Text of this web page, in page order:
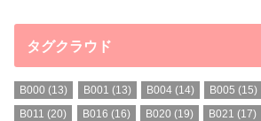
タグクラウド
B000 (13) B001 (13) B004(14) B005 (15)
B011 (20) B016 (16) B020 (19) B021 (17)